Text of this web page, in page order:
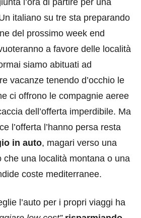
l’ora di partire per una
italiano su tre sta preparando
del prossimo week end
a favore delle località
siamo abituati ad
vacanze tenendo d’occhio le
ci offrono le compagnie aeree
dell’offerta imperdibile. Ma
l’offerta l’hanno persa resta
in auto, magari verso una
che una località montana o una
coste mediterranee.
l’auto per i propri viaggi ha